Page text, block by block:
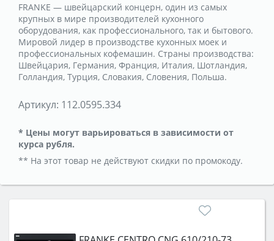
FRANKE — швейцарский концерн, один из самых
крупных в мире производителей кухонного
оборудования, как профессионального, так и бытового.
Мировой лидер в производстве кухонных моек и
профессиональных кофемашин. Страны производства:
Швейцария, Германия, Франция, Италия, Шотландия,
Голландия, Турция, Словакия, Словения, Польша.
Артикул: 112.0595.334
* Цены могут варьироваться в зависимости от
курса рубля.
** На этот товар не действуют скидки по промокоду.